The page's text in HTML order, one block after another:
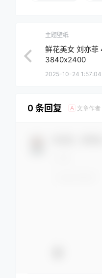
主题壁纸
鲜花美女 刘亦菲
3840x2400
2025-10-24 1:57:04
0 条回复 A 文章作者